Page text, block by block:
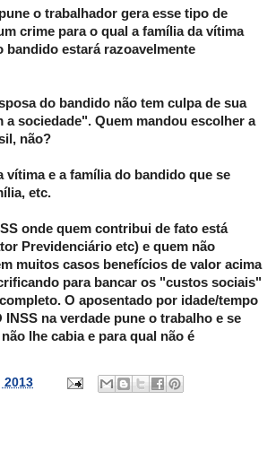
o trabalhador gera esse tipo de
crime para o qual a família da vítima
estará razoavelmente
do bandido não tem culpa de sua
sociedade". Quem mandou escolher a
não?
e a família do bandido que se
etc.
onde quem contribui de fato está
Previdenciário etc) e quem não
muitos casos benefícios de valor acima
para bancar os "custos sociais"
O aposentado por idade/tempo
na verdade pune o trabalho e se
lhe cabia e para qual não é
2013